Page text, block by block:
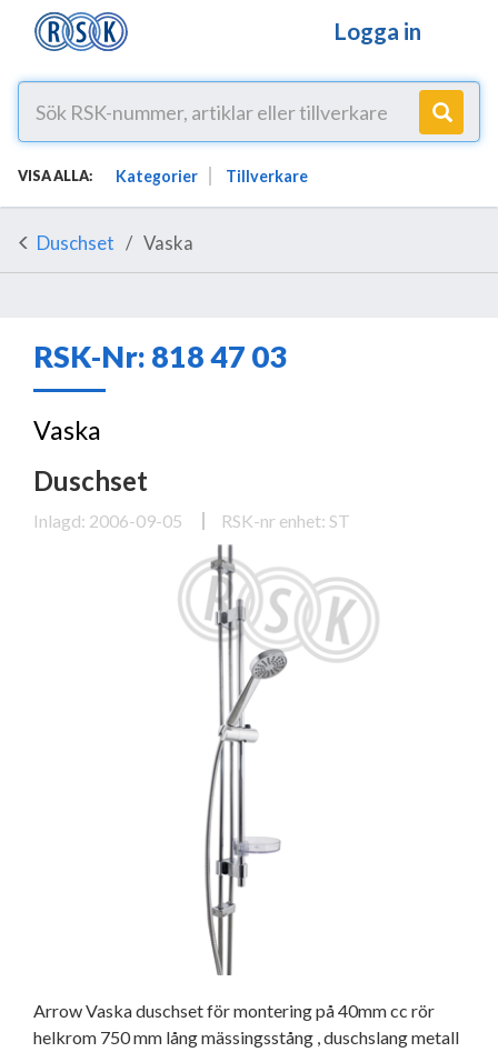
Logga in
VISA ALLA: Kategorier Tillverkare
Duschset Vaska
RSK-Nr: 818 47 03
Vaska
Duschset
Inlagd: 2006-09-05 RSK-nr enhet: ST
Arrow Vaska duschset för montering på 40mm cc rör
helkrom 750 mm lång mässingsstång , duschslang metall